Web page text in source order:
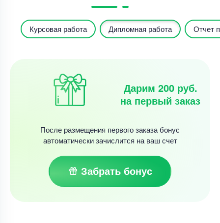
Курсовая работа Дипломная работа Отчет
Дарим 200 руб.
на первый заказ
После размещения первого заказа бонус
автоматически зачислится на ваш счет
Забрать бонус